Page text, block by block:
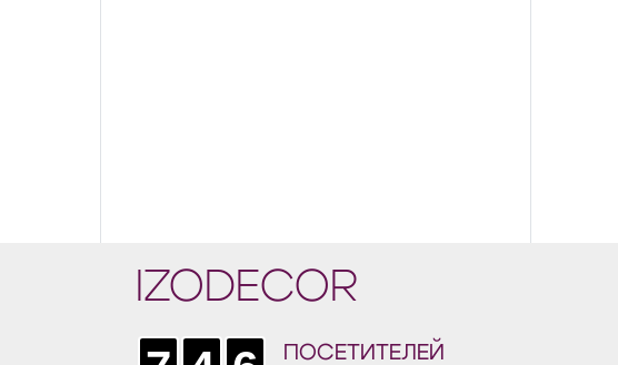
IZODECOR
ПОСЕТИТЕЛЕЙ